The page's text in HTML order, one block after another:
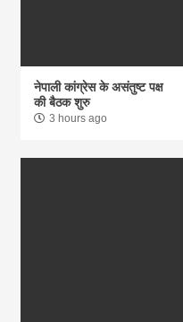
नेपाली कांग्रेस के असंतुष्ट पक्ष
की बैठक शुरु
3 hours ago